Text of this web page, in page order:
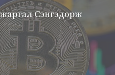
Сэнгэдорж